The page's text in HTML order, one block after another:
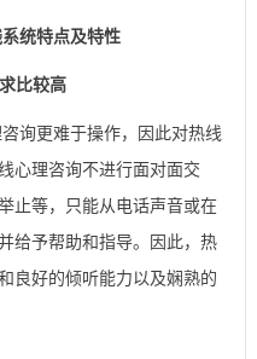
统特点及特性
比较高
更难于操作，因此对热线
心理咨询不进行面对面交
止等，只能从电话声音或在
给予帮助和指导。因此，热
良好的倾听能力以及娴熟的